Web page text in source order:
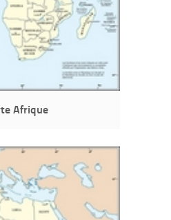
Afrique